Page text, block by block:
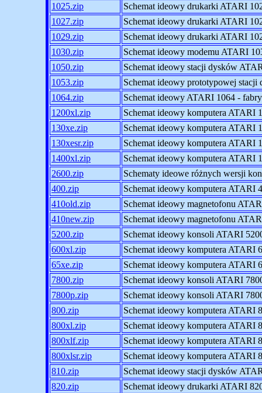
1025.zip
Schemat ideowy drukarki ATARI
1027.zip
Schemat ideowy drukarki ATARI
1029.zip
Schemat ideowy drukarki ATARI
1030.zip
Schemat ideowy modemu ATARI
1050.zip
Schemat ideowy stacji dysków
1053.zip
Schemat ideowy prototypowej
1064.zip
Schemat ideowy ATARI 1064 -
1200xl.zip
Schemat ideowy komputera ATARI
130xe.zip
Schemat ideowy komputera ATARI
130xesr.zip
Schemat ideowy komputera
1400xl.zip
Schemat ideowy komputera ATARI
2600.zip
Schematy ideowe różnych wersji
400.zip
Schemat ideowy komputera ATARI
410old.zip
Schemat ideowy magnetofonu
410new.zip
Schemat ideowy magnetofonu
5200.zip
Schemat ideowy konsoli ATARI
600xl.zip
Schemat ideowy komputera ATARI
65xe.zip
Schemat ideowy komputera ATARI
7800.zip
Schemat ideowy konsoli ATARI
7800p.zip
Schemat ideowy konsoli ATARI
800.zip
Schemat ideowy komputera ATARI
800xl.zip
Schemat ideowy komputera ATARI
800xlf.zip
Schemat ideowy komputera ATARI
800xlsr.zip
Schemat ideowy komputera
810.zip
Schemat ideowy stacji dysków
820.zip
Schemat ideowy drukarki ATARI